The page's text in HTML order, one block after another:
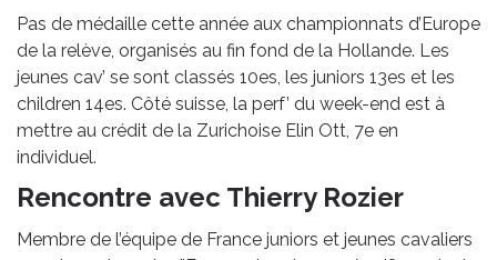
Pas de médaille cette année aux championnats d’Europe
de la relève, organisés au fin fond de la Hollande. Les
jeunes cav’ se sont classés 10es, les juniors 13es et les
children 14es. Côté suisse, la perf’ du week-end est à
mettre au crédit de la Zurichoise Elin Ott, 7e en
individuel.
Rencontre avec Thierry Rozier
Membre de l’équipe de France juniors et jeunes cavaliers